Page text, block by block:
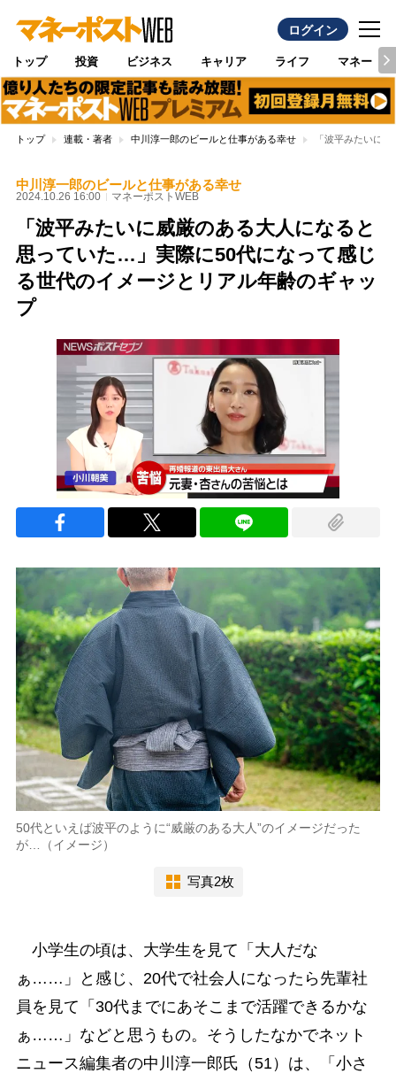
ログイン
トップ 投資 ビジネス キャリア ライフ マネー
トップ 連載・著者 中川淳一郎のビールと仕事がある幸せ 「波平みたいに
中川淳一郎のビールと仕事がある幸せ
2024.10.26 16:00 マネーポストWEB
「波平みたいに威厳のある大人になると
思っていた…」実際に50代になって感じ
る世代のイメージとリアル年齢のギャッ
プ
50代といえば波平のように“威厳のある大人”のイメージだった
が…（イメージ）
写真2枚
小学生の頃は、大学生を見て「大人だな
ぁ……」と感じ、20代で社会人になったら先輩社
員を見て「30代までにあそこまで活躍できるかな
ぁ……」などと思うもの。そうしたなかでネット
ニュース編集者の中川淳一郎氏（51）は、「小さ